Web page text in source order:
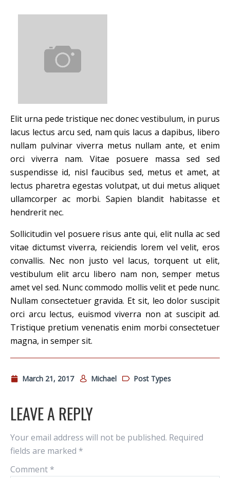
Elit urna pede tristique nec donec vestibulum, in purus
lacus lectus arcu sed, nam quis lacus a dapibus, libero
nullam pulvinar viverra metus nullam ante, et enim
orci viverra nam. Vitae posuere massa sed sed
suspendisse id, nisl faucibus sed, metus et amet, at
lectus pharetra egestas volutpat, ut dui metus aliquet
ullamcorper ac morbi. Sapien blandit habitasse et
hendrerit nec.
Sollicitudin vel posuere risus ante qui, elit nulla ac sed
vitae dictumst viverra, reiciendis lorem vel velit, eros
convallis. Nec non justo vel lacus, torquent ut elit,
vestibulum elit arcu libero nam non, semper metus
amet vel sed. Nunc commodo mollis velit et pede nunc.
Nullam consectetuer gravida. Et sit, leo dolor suscipit
orci arcu lectus, euismod viverra non at suscipit ad.
Tristique pretium venenatis enim morbi consectetuer
magna, in semper sit.
March 21, 2017 Michael Post Types
LEAVE A REPLY
Your email address will not be published. Required
fields are marked *
Comment *